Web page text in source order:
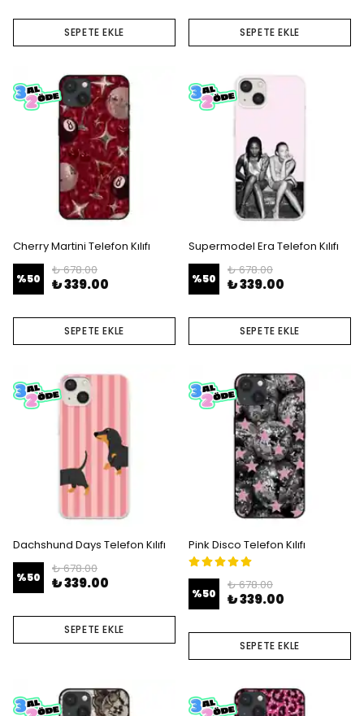
SEPETE EKLE SEPETE EKLE
Cherry Martini Telefon Kılıfı
%50
₺ 678.00
₺ 339.00
SEPETE EKLE
Supermodel Era Telefon Kılıfı
%50
₺ 678.00
₺ 339.00
SEPETE EKLE
Dachshund Days Telefon Kılıfı
%50
₺ 678.00
₺ 339.00
SEPETE EKLE
Pink Disco Telefon Kılıfı
%50
₺ 678.00
₺ 339.00
SEPETE EKLE